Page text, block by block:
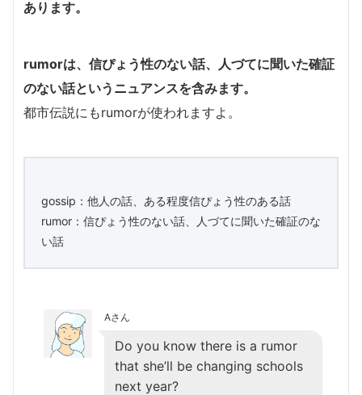
あります。
rumorは、信ぴょう性のない話、人づてに聞いた確証
のない話というニュアンスを含みます。
都市伝説にもrumorが使われますよ。
gossip：他人の話、ある程度信ぴょう性のある話
rumor：信ぴょう性のない話、人づてに聞いた確証のな
い話
Aさん
Do you know there is a rumor
that she’ll be changing schools
next year?